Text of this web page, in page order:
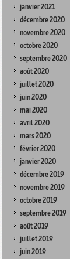
janvier 2021
décembre 2020
novembre 2020
octobre 2020
septembre 2020
août 2020
juillet 2020
juin 2020
mai 2020
avril 2020
mars 2020
février 2020
janvier 2020
décembre 2019
novembre 2019
octobre 2019
septembre 2019
août 2019
juillet 2019
juin 2019